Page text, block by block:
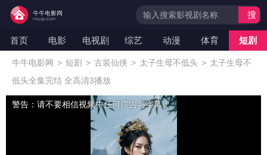
首页 电影 电视剧 综艺 动漫 体育 短剧
搜
索
牛牛电影网 > 短剧 > 古装仙侠 > 太子生母不低头 > 太子生母不
低头全集完结 全高清3播放
警告：请不要相信视频中任何广告与字幕！